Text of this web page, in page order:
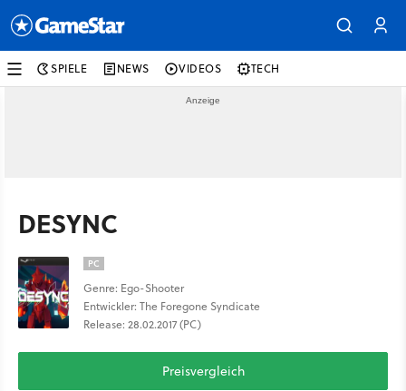
SPIELE NEWS VIDEOS TECH
DESYNC
PC
Genre: Ego-Shooter
Entwickler: The Foregone Syndicate
Release: 28.02.2017 (PC)
Preisvergleich